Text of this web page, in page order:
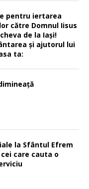
pentru iertarea
către Domnul Iisus
de la Iaşi!
şi ajutorul lui
ta:
la Sfântul Efrem
care cauta o